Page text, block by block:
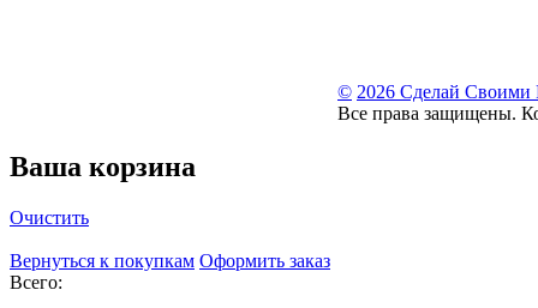
© 2026 Сделай Своими
Все права защищены.
Ваша корзина
Очистить
Вернуться к покупкам Оформить заказ
Всего: